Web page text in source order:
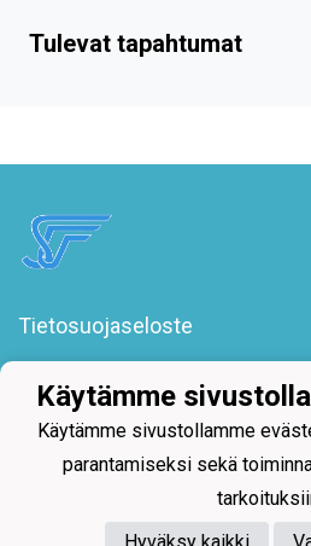
Tulevat tapahtumat
Tietosuojaseloste
Säkylän Urheilijat ry
Poroholmantie 1
27800 Säkylä
toimisto@sakylanurheilijat.fi
Käytämme
Käytämme sivustollamme
parantamiseksi sekä